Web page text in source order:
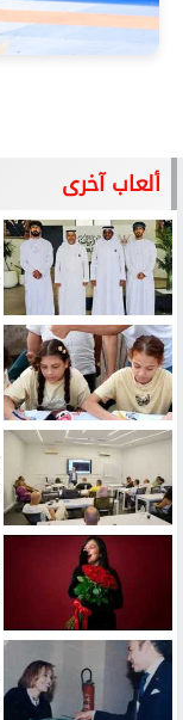
ألعاب آخرى